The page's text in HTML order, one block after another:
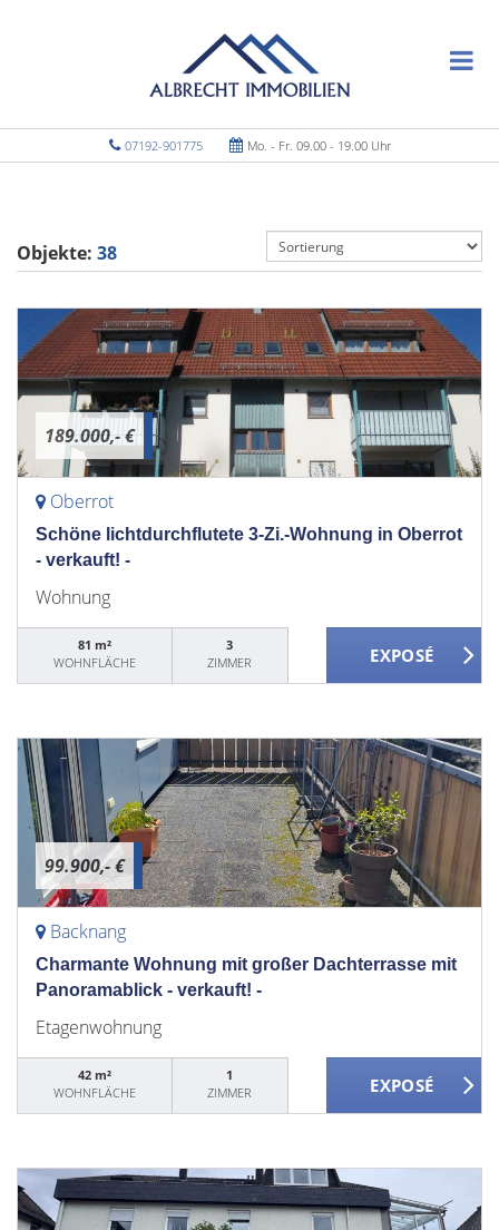
07192-901775 Mo. - Fr. 09.00 - 19.00 Uhr
Objekte: 38
189.000,- €
Oberrot
Schöne lichtdurchflutete 3-Zi.-Wohnung in Oberrot
- verkauft! -
Wohnung
81 m²
WOHNFLÄCHE
3
ZIMMER
99.900,- €
Backnang
Charmante Wohnung mit großer Dachterrasse mit
Panoramablick - verkauft! -
Etagenwohnung
42 m²
WOHNFLÄCHE
1
ZIMMER